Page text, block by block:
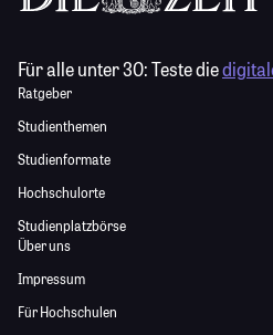
Für alle unter 30:Teste die
Ratgeber
Studienthemen
Studienformate
Hochschulorte
Studienplatzbörse
Über uns
Impressum
Für Hochschulen